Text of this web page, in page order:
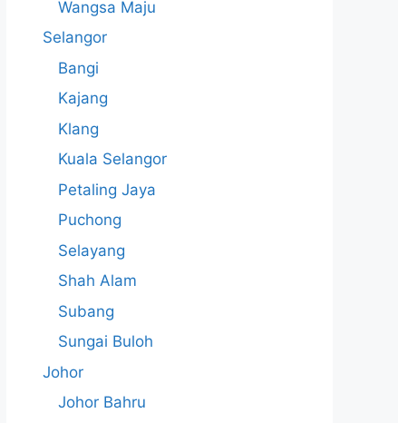
Wangsa Maju
Selangor
Bangi
Kajang
Klang
Kuala Selangor
Petaling Jaya
Puchong
Selayang
Shah Alam
Subang
Sungai Buloh
Johor
Johor Bahru